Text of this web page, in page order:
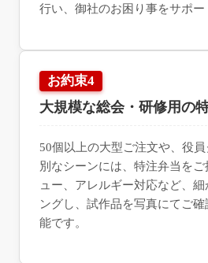
行い、御社のお困り事をサポー
お約束4
大規模な総会・研修用の
50個以上の大型ご注文や、役
別なシーンには、特注弁当を
ュー、アレルギー対応など、
ングし、試作品を写真にてご
能です。